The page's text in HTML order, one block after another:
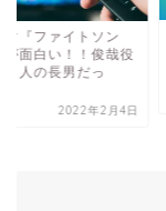
のドラマや映画で注
シム・ウンギョンの
は？